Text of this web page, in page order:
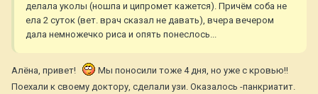
делала уколы (ношпа и ципромет кажется). Причём соба не
ела 2 суток (вет. врач сказал не давать), вчера вечером
дала немножечко риса и опять понеслось...
Алёна, привет!
Мы поносили тоже 4 дня, но уже с кровью!!
Поехали к своему доктору, сделали узи. Оказалось -панкриатит.